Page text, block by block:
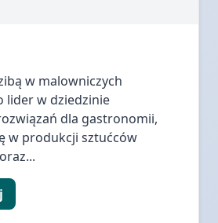
w malowniczych
lider w dziedzinie
dla gastronomii,
w produkcji sztućców